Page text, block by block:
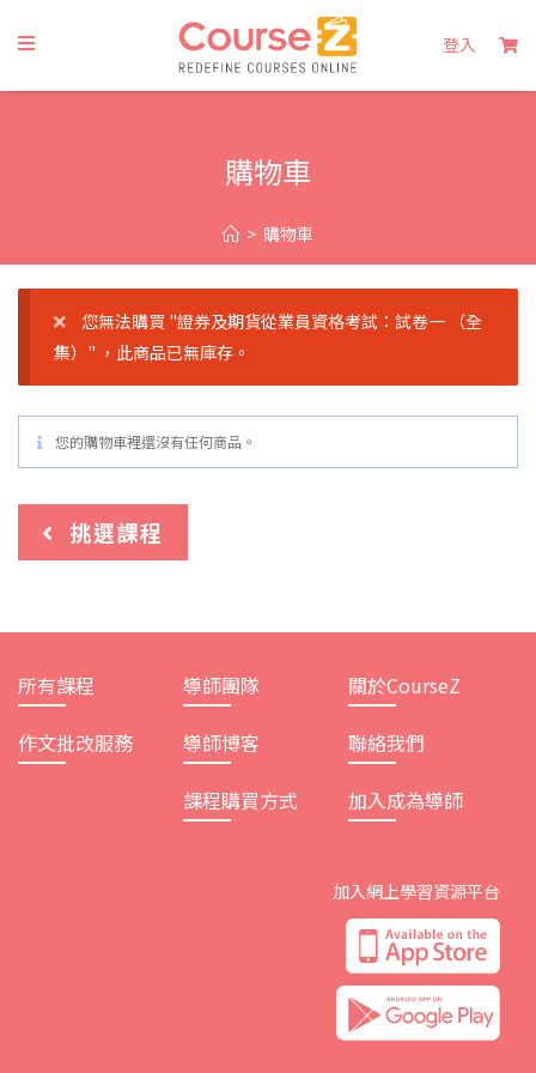
登入
購物車
> 購物車
您無法購買 "證券及期貨從業員資格考試：試卷一 （全
集）" ，此商品已無庫存。
您的購物車裡還沒有任何商品。
挑選課程
所有課程
作文批改服務
導師團隊
導師博客
課程購買方式
關於CourseZ
聯絡我們
加入成為導師
加入網上學習資源平台